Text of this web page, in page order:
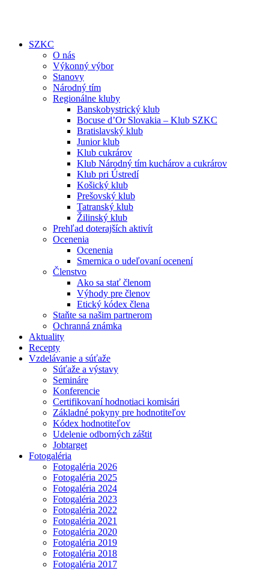
SZKC
O nás
Výkonný výbor
Stanovy
Národný tím
Regionálne kluby
Banskobystrický klub
Bocuse d’Or Slovakia – Klub SZKC
Bratislavský klub
Junior klub
Klub cukrárov
Klub Národný tím kuchárov a cukrárov
Klub pri Ústredí
Košický klub
Prešovský klub
Tatranský klub
Žilinský klub
Prehľad doterajších aktivít
Ocenenia
Ocenenia
Smernica o udeľovaní ocenení
Členstvo
Ako sa stať členom
Výhody pre členov
Etický kódex člena
Staňte sa našim partnerom
Ochranná známka
Aktuality
Recepty
Vzdelávanie a súťaže
Súťaže a výstavy
Semináre
Konferencie
Certifikovaní hodnotiaci komisári
Základné pokyny pre hodnotiteľov
Kódex hodnotiteľov
Udelenie odborných záštit
Jobtarget
Fotogaléria
Fotogaléria 2026
Fotogaléria 2025
Fotogaléria 2024
Fotogaléria 2023
Fotogaléria 2022
Fotogaléria 2021
Fotogaléria 2020
Fotogaléria 2019
Fotogaléria 2018
Fotogaléria 2017